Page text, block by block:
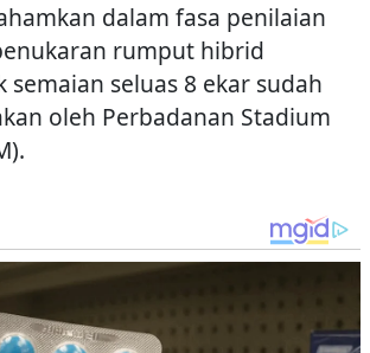
dalam fasa penilaian
rumput hibrid
semaian seluas 8 ekar sudah
oleh Perbadanan Stadium